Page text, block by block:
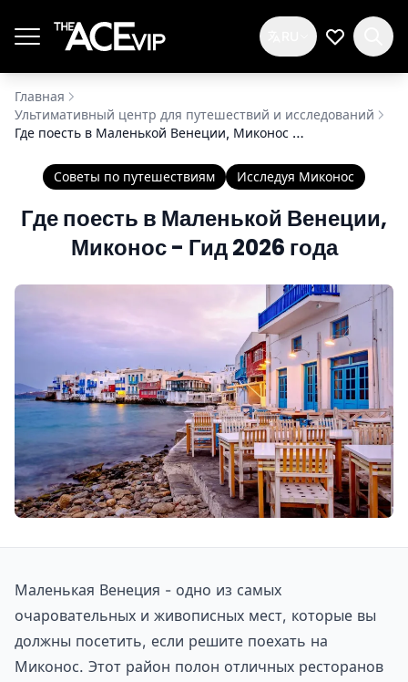
Мой
Главная
Ультимативный центр для путешествий и исследований
Где поесть в Маленькой Венеции, Миконос - Гид 2026 года
Советы по путешествиям Исследуя Миконос
Где поесть в Маленькой Венеции,
Миконос - Гид 2026 года
Маленькая Венеция - одно из самых
очаровательных и живописных мест, которые вы
должны посетить, если решите поехать на
Миконос. Этот район полон отличных ресторанов